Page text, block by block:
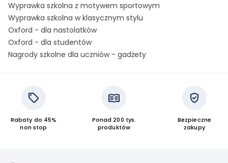
Wyprawka szkolna z motywem sportowym
Wyprawka szkolna w klasycznym stylu
Oxford - dla nastolatków
Oxford - dla studentów
Nagrody szkolne dla uczniów - gadżety
Rabaty do 45%
non stop
Ponad 200 tys.
produktów
Bezpieczne
zakupy